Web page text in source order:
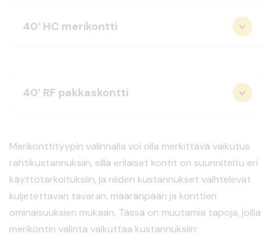
40′ HC merikontti
40′ RF pakkaskontti
Merikonttityypin valinnalla voi olla merkittävä vaikutus
rahtikustannuksiin, sillä erilaiset kontit on suunniteltu eri
käyttötarkoituksiin, ja niiden kustannukset vaihtelevat
kuljetettavan tavaran, määränpään ja konttien
ominaisuuksien mukaan. Tässä on muutamia tapoja, joilla
merikontin valinta vaikuttaa kustannuksiin: